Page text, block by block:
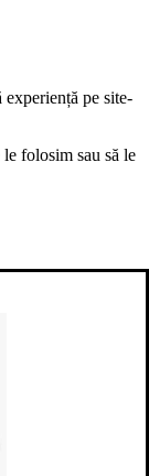
pe site-
folosim sau să le